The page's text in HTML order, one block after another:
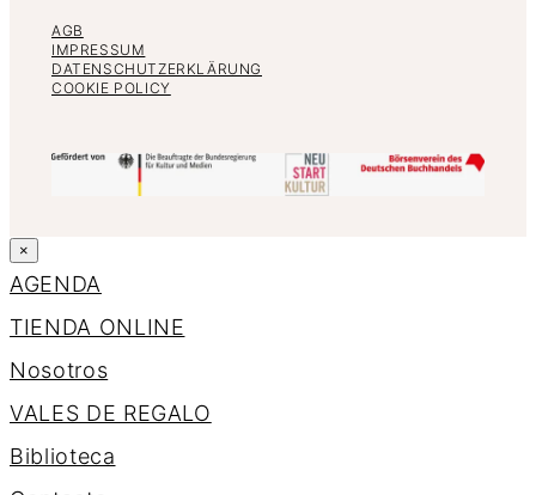
AGB
IMPRESSUM
DATENSCHUTZERKLÄRUNG
COOKIE POLICY
×
AGENDA
TIENDA ONLINE
Nosotros
VALES DE REGALO
Biblioteca